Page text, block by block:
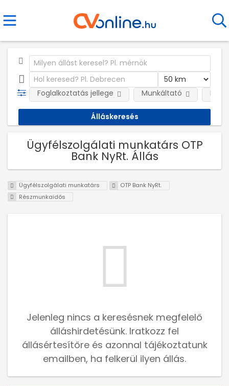
Foglalkoztatás jellege Munkáltató
Ügyfélszolgálati munkatárs OTP
Bank NyRt. Állás
Ügyfélszolgálati munkatárs
OTP Bank NyRt.
Részmunkaidős
Jelenleg nincs a keresésnek megfelelő
álláshirdetésünk. Iratkozz fel
állásértesítőre és azonnal tájékoztatunk
emailben, ha felkerül ilyen állás.